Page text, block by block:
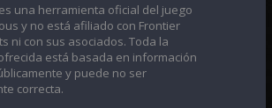
una herramienta oficial del juego
y no está afiliado con Frontier
ni con sus asociados. Toda la
está basada en información
y puede no ser
correcta.